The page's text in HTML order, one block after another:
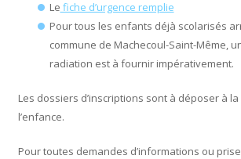
Le fiche d’urgence remplie
Pour tous les enfants déjà scolarisés
commune de Machecoul-Saint-Même,
radiation est à fournir impérativement.
Les dossiers d’inscriptions sont à déposer à
l’enfance.
Pour toutes demandes d’informations ou